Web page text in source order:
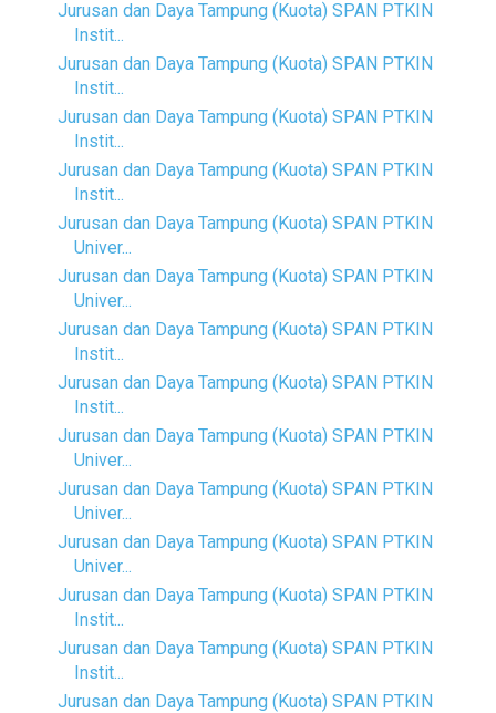
Jurusan dan Daya Tampung (Kuota) SPAN PTKIN
Instit...
Jurusan dan Daya Tampung (Kuota) SPAN PTKIN
Instit...
Jurusan dan Daya Tampung (Kuota) SPAN PTKIN
Instit...
Jurusan dan Daya Tampung (Kuota) SPAN PTKIN
Instit...
Jurusan dan Daya Tampung (Kuota) SPAN PTKIN
Univer...
Jurusan dan Daya Tampung (Kuota) SPAN PTKIN
Univer...
Jurusan dan Daya Tampung (Kuota) SPAN PTKIN
Instit...
Jurusan dan Daya Tampung (Kuota) SPAN PTKIN
Instit...
Jurusan dan Daya Tampung (Kuota) SPAN PTKIN
Univer...
Jurusan dan Daya Tampung (Kuota) SPAN PTKIN
Univer...
Jurusan dan Daya Tampung (Kuota) SPAN PTKIN
Univer...
Jurusan dan Daya Tampung (Kuota) SPAN PTKIN
Instit...
Jurusan dan Daya Tampung (Kuota) SPAN PTKIN
Instit...
Jurusan dan Daya Tampung (Kuota) SPAN PTKIN